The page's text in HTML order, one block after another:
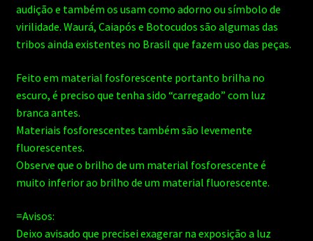
audição e também os usam como adorno ou símbolo de
virilidade. Waurá, Caiapós e Botocudos são algumas das
tribos ainda existentes no Brasil que fazem uso das peças.
Feito em material fosforescente portanto brilha no
escuro, é preciso que tenha sido “carregado” com luz
branca antes.
Materiais fosforescentes também são levemente
fluorescentes.
Observe que o brilho de um material fosforescente é
muito inferior ao brilho de um material fluorescente.
=Avisos:
Deixo avisado que precisei exagerar na exposição a luz